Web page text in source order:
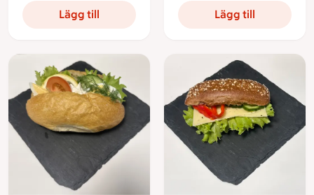
Lägg till
Lägg till